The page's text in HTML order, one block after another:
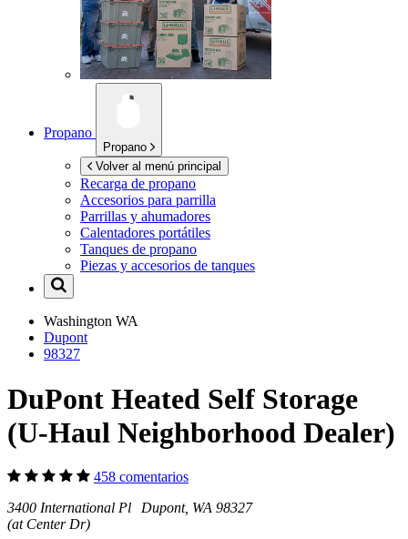
Propano
Propano
Volver al menú principal
Recarga de propano
Accesorios para parrilla
Parrillas y ahumadores
Calentadores portátiles
Tanques de propano
Piezas y accesorios de tanques
Washington WA
Dupont
98327
DuPont Heated Self Storage
(U-Haul Neighborhood Dealer)
458 comentarios
3400 International Pl Dupont, WA 98327
(at Center Dr)